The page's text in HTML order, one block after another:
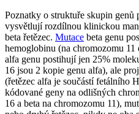
Poznatky o struktuře skupin genů
vysvětlují rozdílnou klinickou
beta řetězec. Mutace beta genu
hemoglobinu (na chromozomu 11
alfa genu postihují jen 25%
16 jsou 2 kopie genu alfa), ale
(řetězec alfa je součástí fetálního
kódované geny na odlišných
16 a beta na chromozomu 11),